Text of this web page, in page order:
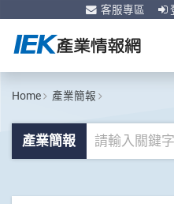
客服專區
Home 產業簡報
產業簡報